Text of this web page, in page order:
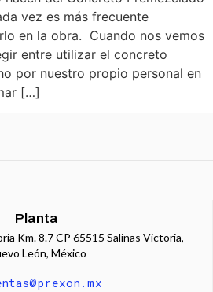
vez es más frecuente
en la obra. Cuando nos vemos
entre utilizar el concreto
por nuestro propio personal en
[…]
Planta
Km. 8.7 CP 65515 Salinas Victoria,
León, México